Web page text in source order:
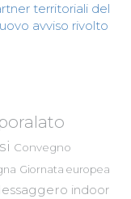
territoriali del
avviso rivolto
Convegno
Giornata europea
indoor